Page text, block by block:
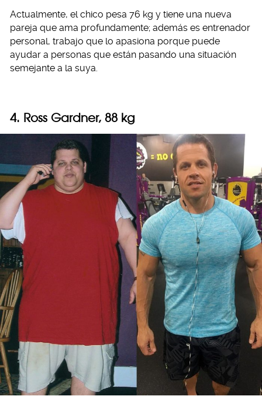
Actualmente, el chico pesa 76 kg y tiene una nueva
pareja que ama profundamente; además es entrenador
personal, trabajo que lo apasiona porque puede
ayudar a personas que están pasando una situación
semejante a la suya.
4. Ross Gardner, 88 kg